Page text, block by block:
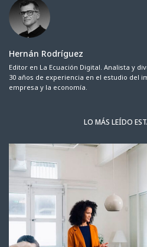
Hernán Rodríguez
Editor en La Ecuación Digital. Analista y
30 años de experiencia en el estudio del
empresa y la economía.
LO MÁS LEÍDO